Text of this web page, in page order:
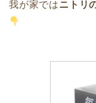
我が家ではニトリ